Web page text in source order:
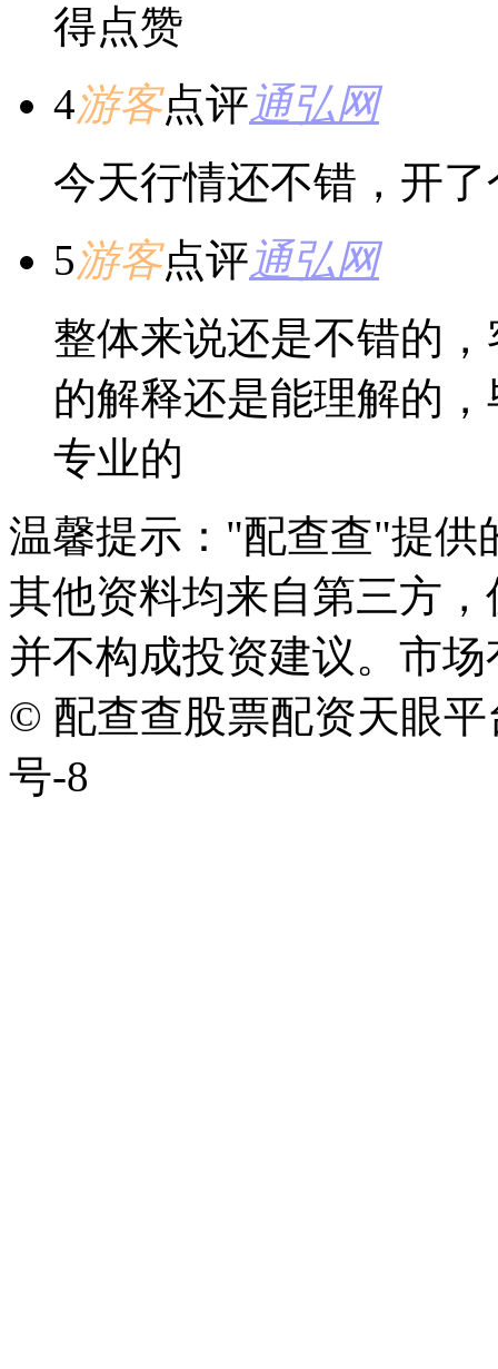
得点赞
4游客点评通弘网
今天行情还不错，开
5游客点评通弘网
整体来说还是不错的
的解释还是能理解的
专业的
温馨提示："配查查"提供
其他资料均来自第三方
并不构成投资建议。市
© 配查查股票配资天眼平
号-8